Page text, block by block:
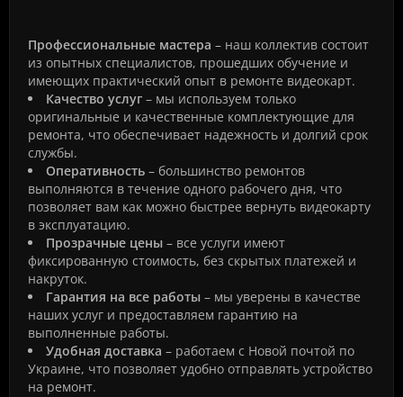
Профессиональные мастера – наш коллектив состоит
из опытных специалистов, прошедших обучение и
имеющих практический опыт в ремонте видеокарт.
Качество услуг – мы используем только
оригинальные и качественные комплектующие для
ремонта, что обеспечивает надежность и долгий срок
службы.
Оперативность – большинство ремонтов
выполняются в течение одного рабочего дня, что
позволяет вам как можно быстрее вернуть видеокарту
в эксплуатацию.
Прозрачные цены – все услуги имеют
фиксированную стоимость, без скрытых платежей и
накруток.
Гарантия на все работы – мы уверены в качестве
наших услуг и предоставляем гарантию на
выполненные работы.
Удобная доставка – работаем с Новой почтой по
Украине, что позволяет удобно отправлять устройство
на ремонт.